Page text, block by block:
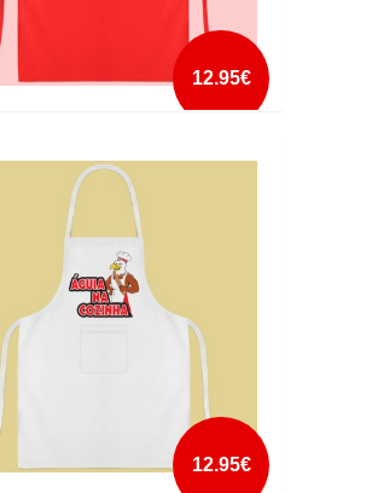
12.95€
mais info
add à lista
12.95€